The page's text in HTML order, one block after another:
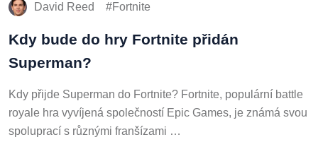
David Reed Fortnite
Kdy bude do hry Fortnite přidán
Superman?
Kdy přijde Superman do Fortnite? Fortnite, populární battle
royale hra vyvíjená společností Epic Games, je známá svou
spoluprací s různými franšízami …